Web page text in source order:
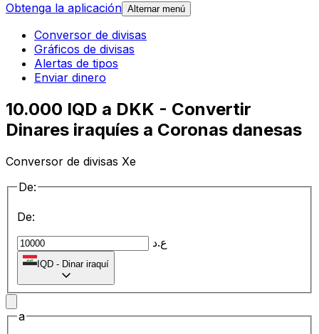
Obtenga la aplicación Alternar menú
Conversor de divisas
Gráficos de divisas
Alertas de tipos
Enviar dinero
10.000 IQD a DKK - Convertir
Dinares iraquíes a Coronas danesas
Conversor de divisas Xe
De:
De:
ع.د
IQD - Dinar iraquí
a